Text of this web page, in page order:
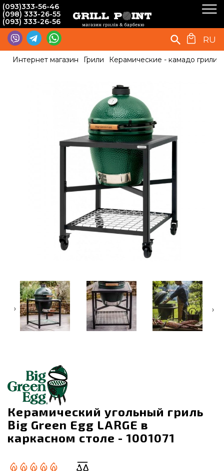
(093)333-56-46
(098) 333-26-55
(093) 333-26-56
RU
Интернет магазин Грили Керамические - камадо грили
‹ ›
Керамический угольный гриль
Big Green Egg LARGE в
каркасном столе - 1001071